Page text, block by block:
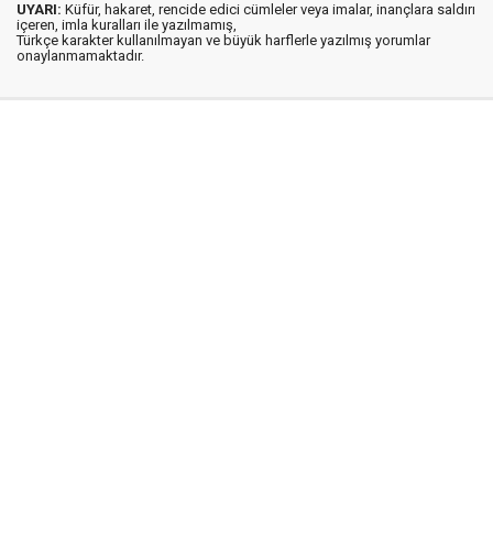
UYARI: Küfür, hakaret, rencide edici cümleler veya imalar, inançlara saldırı
içeren, imla kuralları ile yazılmamış,
Türkçe karakter kullanılmayan ve büyük harflerle yazılmış yorumlar
onaylanmamaktadır.